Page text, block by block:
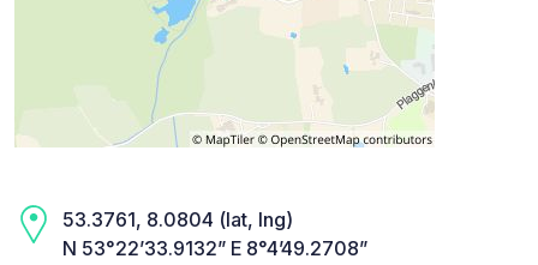
53.3761, 8.0804 (lat, lng)
N 53°22’33.9132” E 8°4’49.2708”